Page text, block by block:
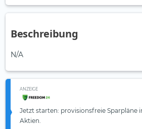
Beschreibung
N/A
ANZEIGE
Jetzt starten: provisionsfreie Sparpläne
Aktien.